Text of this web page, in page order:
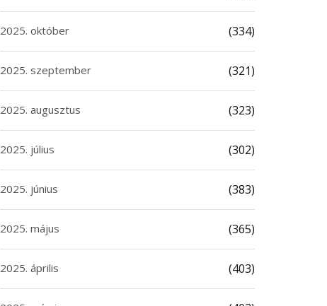
2025. október (334)
2025. szeptember (321)
2025. augusztus (323)
2025. július (302)
2025. június (383)
2025. május (365)
2025. április (403)